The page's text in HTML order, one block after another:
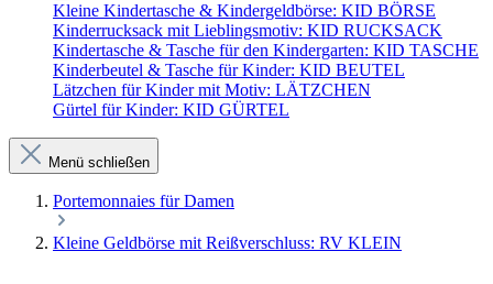
Kleine Kindertasche & Kindergeldbörse: KID BÖRSE
Kinderrucksack mit Lieblingsmotiv: KID RUCKSACK
Kindertasche & Tasche für den Kindergarten: KID TASCHE
Kinderbeutel & Tasche für Kinder: KID BEUTEL
Lätzchen für Kinder mit Motiv: LÄTZCHEN
Gürtel für Kinder: KID GÜRTEL
Menü schließen
Portemonnaies für Damen
Kleine Geldbörse mit Reißverschluss: RV KLEIN